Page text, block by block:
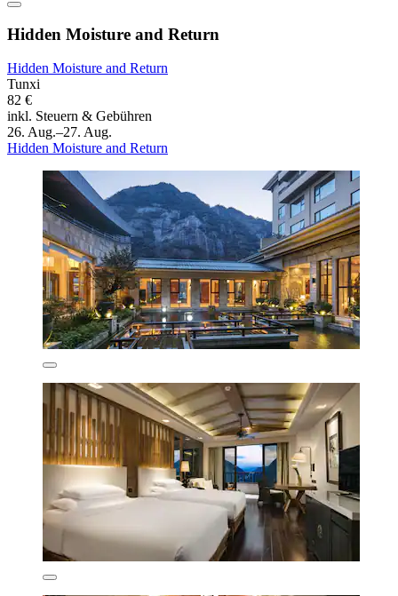
Hidden Moisture and Return
Hidden Moisture and Return
Tunxi
82 €
inkl. Steuern & Gebühren
26. Aug.–27. Aug.
Hidden Moisture and Return